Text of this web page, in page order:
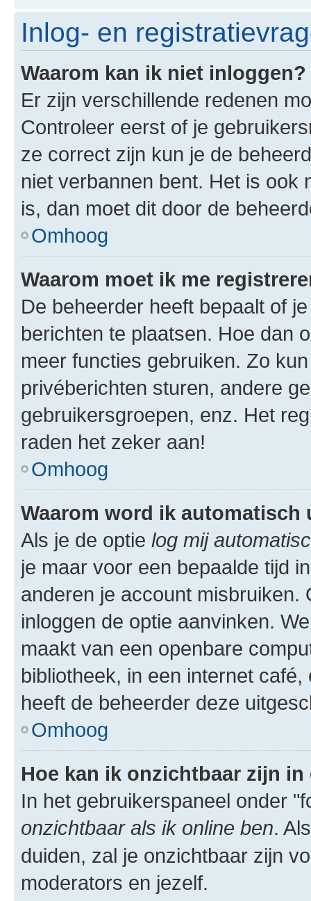
Inlog- en
Waarom kan ik niet inloggen?
Er zijn verschillende redenen
Controleer eerst of je
ze correct zijn kun je de
niet verbannen bent. Het is ook
is, dan moet dit door de
Omhoog
Waarom moet ik me
De beheerder heeft bepaalt of
berichten te plaatsen. Hoe dan
meer functies gebruiken. Zo
privéberichten sturen, andere
gebruikersgroepen, enz. Het
raden het zeker aan!
Omhoog
Waarom word ik automatisch
Als je de optie log mij
je maar voor een bepaalde tijd
anderen je account misbruiken.
inloggen de optie aanvinken.
maakt van een openbare
bibliotheek, in een internet
heeft de beheerder deze
Omhoog
Hoe kan ik onzichtbaar zijn
In het gebruikerspaneel onder
onzichtbaar als ik online ben.
duiden, zal je onzichtbaar zijn
moderators en jezelf.